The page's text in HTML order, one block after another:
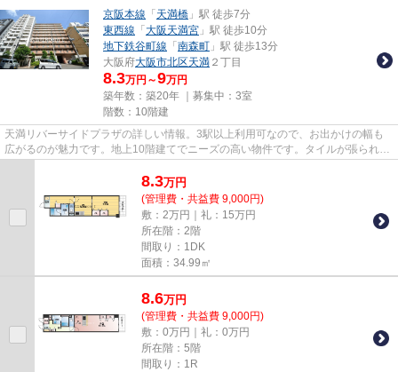
京阪本線 「 天満橋 」駅 徒歩7分
東西線 「 大阪天満宮 」駅 徒歩10分
地下鉄谷町線 「 南森町 」駅 徒歩13分
大阪府大阪市北区天満 ２丁目
8.3万円～9万円
築年数：築20年 ｜募集中： 3室
階数：10階建
天満リバーサイドプラザの詳しい情報。3駅以上利用可なので、お出かけの幅も
広がるのが魅力です。地上10階建てでニーズの高い物件です。タイルが張られて
8.3万円
(管理費・共益費 9,000円)
敷：2万円｜礼：15万円
所在階：2階
間取り：1DK
面積：34.99㎡
8.6万円
(管理費・共益費 9,000円)
敷：0万円｜礼：0万円
所在階：5階
間取り：1R